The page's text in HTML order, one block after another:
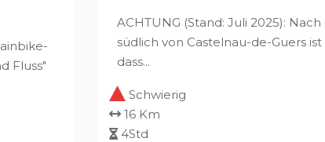
Fluss"
ACHTUNG (Stand: Juli 2025):
südlich von Castelnau-de-Guers
dass...
Schwierig
16 Km
4Std